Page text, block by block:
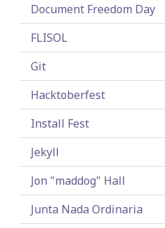
Document Freedom Day
FLISOL
Git
Hacktoberfest
Install Fest
Jekyll
Jon "maddog" Hall
Junta Nada Ordinaria